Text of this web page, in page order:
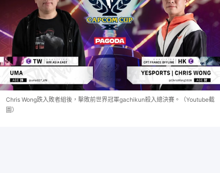
Chris Wong跌入敗者組後，擊敗前世界冠軍gachikun殺入總決賽。（Youtube截
圖）